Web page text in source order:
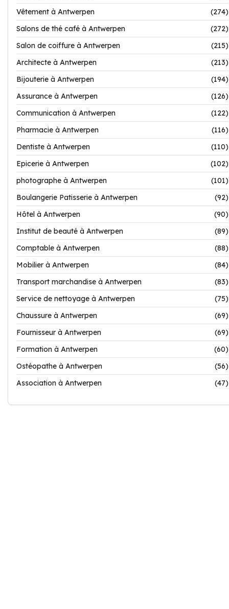
Vêtement à Antwerpen
(274)
Salons de thé café à Antwerpen
(272)
Salon de coiffure à Antwerpen
(215)
Architecte à Antwerpen
(213)
Bijouterie à Antwerpen
(194)
Assurance à Antwerpen
(126)
Communication à Antwerpen
(122)
Pharmacie à Antwerpen
(116)
Dentiste à Antwerpen
(110)
Epicerie à Antwerpen
(102)
photographe à Antwerpen
(101)
Boulangerie Patisserie à Antwerpen
(92)
Hôtel à Antwerpen
(90)
Institut de beauté à Antwerpen
(89)
Comptable à Antwerpen
(88)
Mobilier à Antwerpen
(84)
Transport marchandise à Antwerpen
(83)
Service de nettoyage à Antwerpen
(75)
Chaussure à Antwerpen
(69)
Fournisseur à Antwerpen
(69)
Formation à Antwerpen
(60)
Ostéopathe à Antwerpen
(56)
Association à Antwerpen
(47)